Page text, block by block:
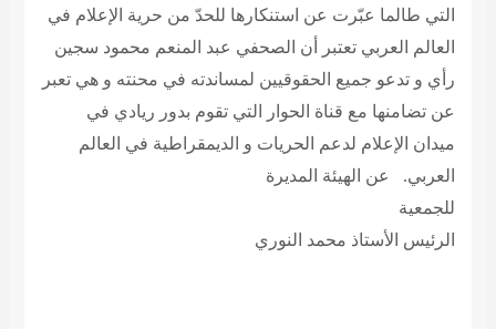
التي طالما عبّرت عن استنكارها للحدّ من حرية الإعلام في
العالم العربي تعتبر أن الصحفي عبد المنعم محمود سجين
رأي و تدعو جميع الحقوقيين لمساندته في محنته و هي تعبر
عن تضامنها مع قناة الحوار التي تقوم بدور ريادي في
ميدان الإعلام لدعم الحريات و الديمقراطية في العالم
العربي.
عن الهيئة المديرة
للجمعية
الرئيس الأستاذ محمد النوري